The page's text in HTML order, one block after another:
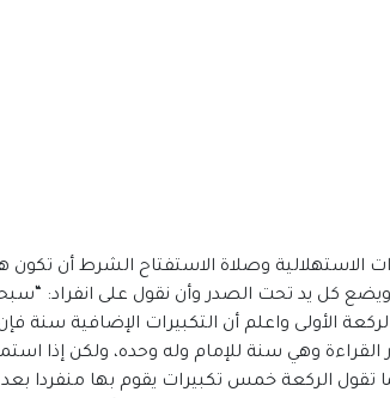
الاستهلالية وصلاة الاستفتاح الشرط أن تكون
ويضع كل يد تحت الصدر وأن نقول على انفراد:
الركعة الأولى واعلم أن التكبيرات الإضافية سنة
وهي سنة للإمام وله وحده، ولكن إذا
تقول الركعة خمس تكبيرات يقوم بها منفردا